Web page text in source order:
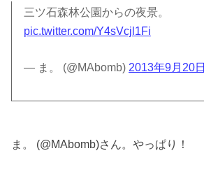
三ツ石森林公園からの夜景。
pic.twitter.com/Y4sVcjl1Fi
— ま。 (@MAbomb) 2013年9月20日
ま。 (@MAbomb)さん。やっぱり！